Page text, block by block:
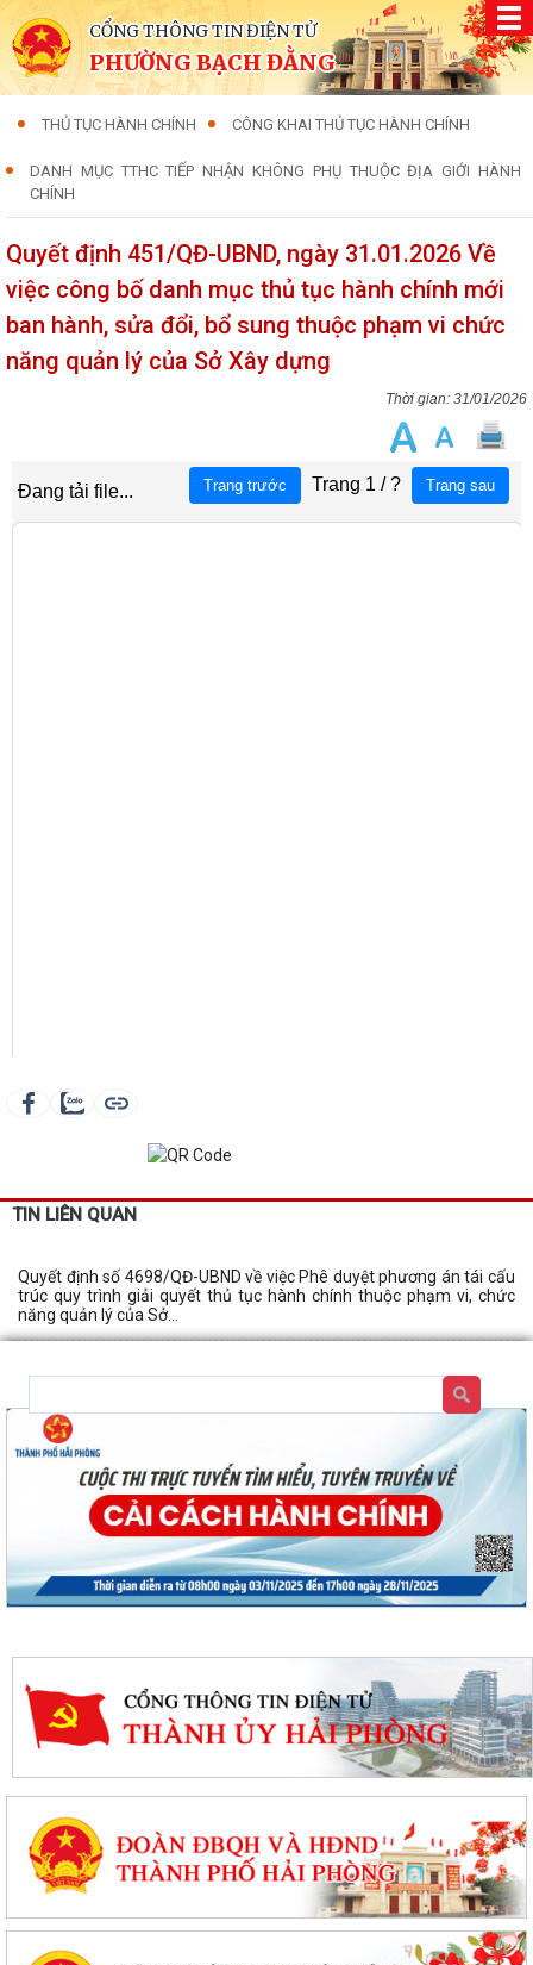
CỔNG THÔNG TIN ĐIỆN TỬ
PHƯỜNG BẠCH ĐẰNG
THỦ TỤC HÀNH CHÍNH CÔNG KHAI THỦ TỤC HÀNH CHÍNH
DANH MỤC TTHC TIẾP NHẬN KHÔNG PHỤ THUỘC ĐỊA GIỚI HÀNH
CHÍNH
Quyết định 451/QĐ-UBND, ngày 31.01.2026 Về
việc công bố danh mục thủ tục hành chính mới
ban hành, sửa đổi, bổ sung thuộc phạm vi chức
năng quản lý của Sở Xây dựng
31/01/2026
TIN LIÊN QUAN
Quyết định số 4698/QĐ-UBND về việc Phê duyệt phương án tái cấu
trúc quy trình giải quyết thủ tục hành chính thuộc phạm vi, chức
năng quản lý của Sở...